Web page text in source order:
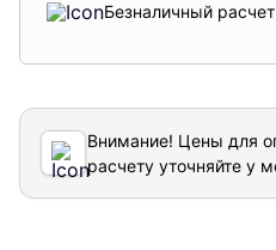
Безналичный расчет
Внимание! Цены для
расчету уточняйте у